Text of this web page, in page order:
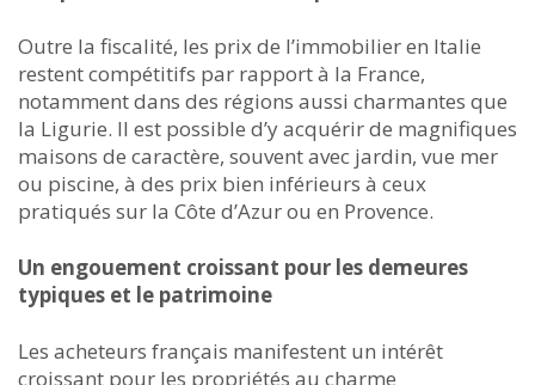
Outre la fiscalité, les prix de l’immobilier en Italie
restent compétitifs par rapport à la France,
notamment dans des régions aussi charmantes que
la Ligurie. Il est possible d’y acquérir de magnifiques
maisons de caractère, souvent avec jardin, vue mer
ou piscine, à des prix bien inférieurs à ceux
pratiqués sur la Côte d’Azur ou en Provence.
Un engouement croissant pour les demeures
typiques et le patrimoine
Les acheteurs français manifestent un intérêt
croissant pour les propriétés au charme